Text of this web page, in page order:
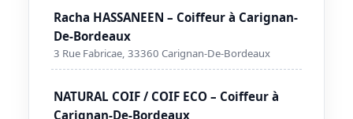
Racha HASSANEEN – Coiffeur à Carignan-
De-Bordeaux
3 Rue Fabricae, 33360 Carignan-De-Bordeaux
NATURAL COIF / COIF ECO – Coiffeur à
Carignan-De-Bordeaux